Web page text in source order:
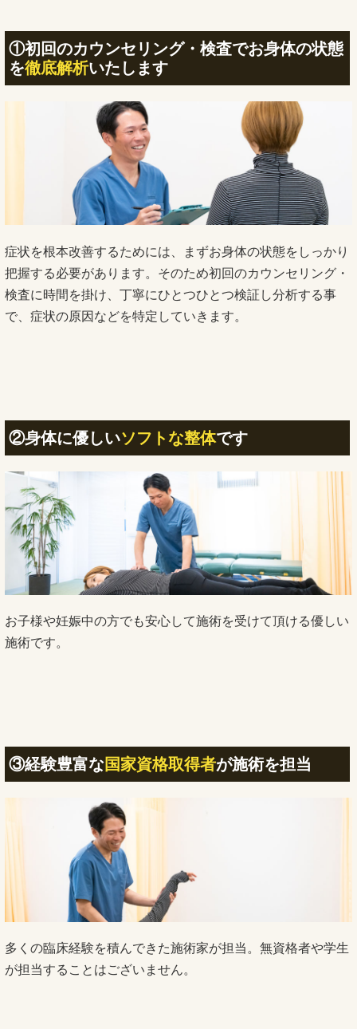
①初回のカウンセリング・検査でお身体の状態
を徹底解析いたします
症状を根本改善するためには、まずお身体の状態をしっかり
把握する必要があります。そのため初回のカウンセリング・
検査に時間を掛け、丁寧にひとつひとつ検証し分析する事
で、症状の原因などを特定していきます。
②身体に優しいソフトな整体です
お子様や妊娠中の方でも安心して施術を受けて頂ける優しい
施術です。
③経験豊富な国家資格取得者が施術を担当
多くの臨床経験を積んできた施術家が担当。無資格者や学生
が担当することはございません。